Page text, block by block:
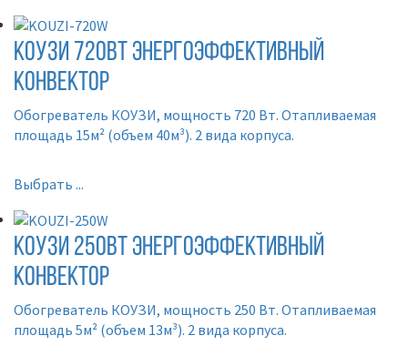
КОУЗИ 720Вт Энергоэффективный
конвектор
Обогреватель КОУЗИ, мощность 720 Вт. Отапливаемая
площадь 15м² (объем 40м³). 2 вида корпуса.
Выбрать ...
КОУЗИ 250Вт Энергоэффективный
конвектор
Обогреватель КОУЗИ, мощность 250 Вт. Отапливаемая
площадь 5м² (объем 13м³). 2 вида корпуса.